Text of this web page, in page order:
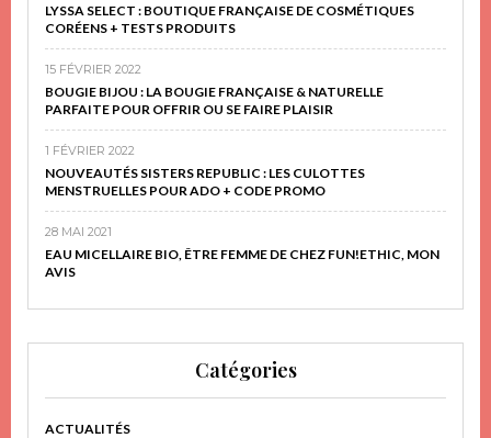
LYSSA SELECT : BOUTIQUE FRANÇAISE DE COSMÉTIQUES
CORÉENS + TESTS PRODUITS
15 FÉVRIER 2022
BOUGIE BIJOU : LA BOUGIE FRANÇAISE & NATURELLE
PARFAITE POUR OFFRIR OU SE FAIRE PLAISIR
1 FÉVRIER 2022
NOUVEAUTÉS SISTERS REPUBLIC : LES CULOTTES
MENSTRUELLES POUR ADO + CODE PROMO
28 MAI 2021
EAU MICELLAIRE BIO, ÊTRE FEMME DE CHEZ FUN!ETHIC, MON
AVIS
Catégories
ACTUALITÉS